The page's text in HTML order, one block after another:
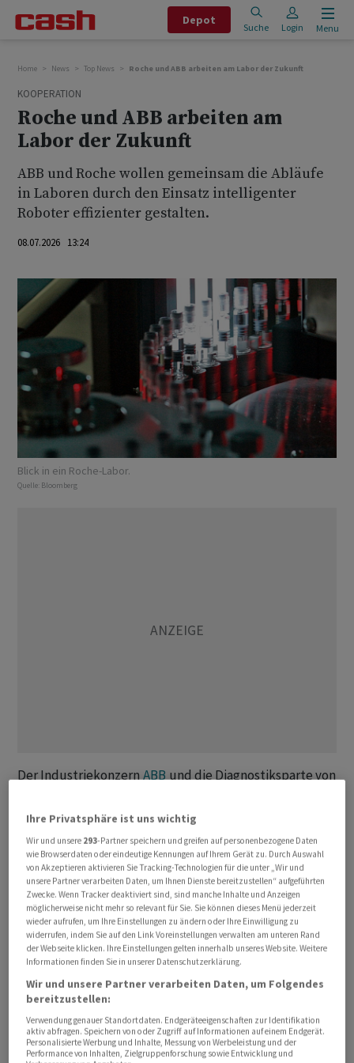
Depot
Suche Login Menu
Home News Top News Roche und ABB arbeiten am Labor der Zukunft
KOOPERATION
Roche und ABB arbeiten am
Labor der Zukunft
ABB und Roche wollen gemeinsam die Abläufe
in Laboren durch den Einsatz intelligenter
Roboter effizienter gestalten.
08.07.2026 13:24
Blick in ein Roche-Labor.
Quelle: Bloomberg
Der IndustriekonzernABBund die Diagnostiksparte von
Entwicklung neuer Robotiklösungen für klinische
Labore vereinbart. Ziel der Kooperation sei es,
Laborabläufe durch den Einsatz intelligenter Robotik
und Künstlicher Intelligenz (KI) effizienter und flexibler
zu gestalten sowie stärker zu vernetzen, heisst es in
einer gemeinsamen Erklärung vom Mittwoch.
Im Mittelpunkt der Zusammenarbeit stehen laut den
Angaben zunächst zwei Anwendungsbereiche. Zum
einen sollen in der Pathologie Robotiklösungen für das
Handling und die Organisation von Objektträgern
entwickelt werden, um digitale und vernetzte
Arbeitsabläufe zu unterstützen. Zum anderen sollen in
Ihre Privatsphäre ist uns wichtig
Wir und unsere 293-Partner speichern und greifen auf personenbezogene Daten
wie Browserdaten oder eindeutige Kennungen auf Ihrem Gerät zu. Durch Auswahl
von Akzeptieren aktivieren Sie Tracking-Technologien für die unter „Wir und
unsere Partner verarbeiten Daten, um Ihnen Dienste bereitzustellen“ aufgeführten
Zwecke. Wenn Tracker deaktiviert sind, sind manche Inhalte und Anzeigen
möglicherweise nicht mehr so relevant für Sie. Sie können dieses Menü jederzeit
wieder aufrufen, um Ihre Einstellungen zu ändern oder Ihre Einwilligung zu
widerrufen, indem Sie auf den Link Voreinstellungen verwalten am unteren Rand
der Webseite klicken. Ihre Einstellungen gelten innerhalb unseres Website. Weitere
Informationen finden Sie in unserer Datenschutzerklärung.
Wir und unsere Partner verarbeiten Daten, um Folgendes
bereitzustellen:
Verwendung genauer Standortdaten. Endgeräteeigenschaften zur Identifikation
aktiv abfragen. Speichern von oder Zugriff auf Informationen auf einem Endgerät.
Personalisierte Werbung und Inhalte, Messung von Werbeleistung und der
Performance von Inhalten, Zielgruppenforschung sowie Entwicklung und